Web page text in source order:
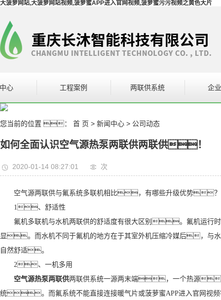
大菠萝网站,大菠萝网站视频,菠萝蜜APP进入官网视频,菠萝蜜污污视频之黄色大片
心
备
备
工程案例 两联供系统 企
您当前的位置 ： 首 页 > 新闻中心 > 公司动态
如何全面认识空气源热泵两联供两联供！
2020-01-14 08:27:01 次
空气源两联供与氟系统多联机相比，有哪些升级优势？
1、舒适性
氟机多联机与水机两联供的舒适度有很大区别。氟机运
显。而水机不同于氟机的地方在于其室外机压缩冷媒后，
自然舒适。
2、一机多用
空气源热泵两联供两联供系统一源两末端，一个热源
统。而氟系统不能直接连接暖气片或菠萝蜜APP进入官网